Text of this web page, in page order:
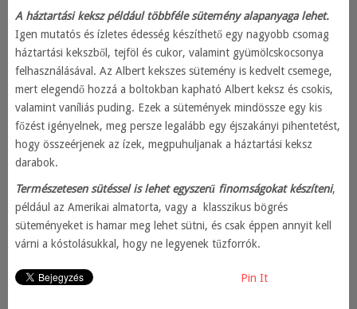
A háztartási keksz például többféle sütemény alapanyaga lehet.
Igen mutatós és ízletes édesség készíthető egy nagyobb csomag
háztartási kekszből, tejföl és cukor, valamint gyümölcskocsonya
felhasználásával. Az Albert kekszes sütemény is kedvelt csemege,
mert elegendő hozzá a boltokban kapható Albert keksz és csokis,
valamint vaníliás puding. Ezek a sütemények mindössze egy kis
főzést igényelnek, meg persze legalább egy éjszakányi pihentetést,
hogy összeérjenek az ízek, megpuhuljanak a háztartási keksz
darabok.
Természetesen sütéssel is lehet egyszerű finomságokat készíteni,
például az Amerikai almatorta, vagy a klasszikus bögrés
süteményeket is hamar meg lehet sütni, és csak éppen annyit kell
várni a kóstolásukkal, hogy ne legyenek tűzforrók.
Pin It